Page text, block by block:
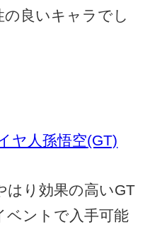
良いキャラでし
ヤ人孫悟空(GT)
はり効果の高いGT
ベントで入手可能